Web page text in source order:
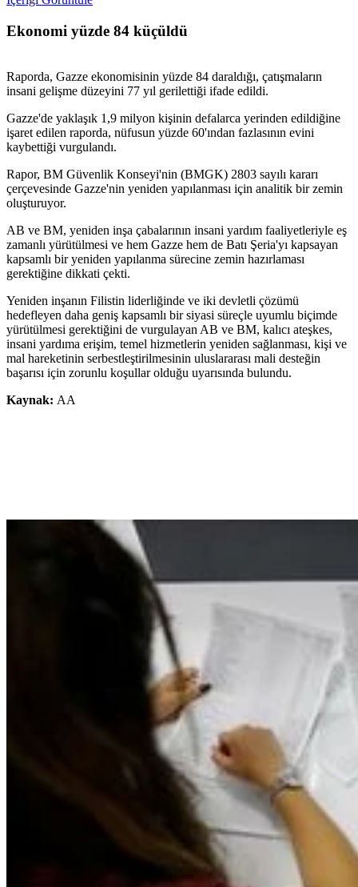
Ekonomi yüzde 84 küçüldü
Raporda, Gazze ekonomisinin yüzde 84 daraldığı, çatışmaların
insani gelişme düzeyini 77 yıl gerilettiği ifade edildi.
Gazze'de yaklaşık 1,9 milyon kişinin defalarca yerinden edildiğine
işaret edilen raporda, nüfusun yüzde 60'ından fazlasının evini
kaybettiği vurgulandı.
Rapor, BM Güvenlik Konseyi'nin (BMGK) 2803 sayılı kararı
çerçevesinde Gazze'nin yeniden yapılanması için analitik bir zemin
oluşturuyor.
AB ve BM, yeniden inşa çabalarının insani yardım faaliyetleriyle eş
zamanlı yürütülmesi ve hem Gazze hem de Batı Şeria'yı kapsayan
kapsamlı bir yeniden yapılanma sürecine zemin hazırlaması
gerektiğine dikkati çekti.
Yeniden inşanın Filistin liderliğinde ve iki devletli çözümü
hedefleyen daha geniş kapsamlı bir siyasi süreçle uyumlu biçimde
yürütülmesi gerektiğini de vurgulayan AB ve BM, kalıcı ateşkes,
insani yardıma erişim, temel hizmetlerin yeniden sağlanması, kişi ve
mal hareketinin serbestleştirilmesinin uluslararası mali desteğin
başarısı için zorunlu koşullar olduğu uyarısında bulundu.
Kaynak: AA